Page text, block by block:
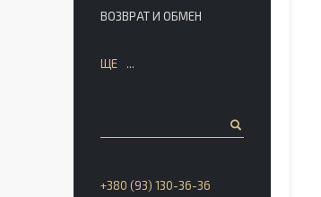
ВОЗВРАТ И ОБМЕН
ЩЕ
+380 (93) 130-36-36